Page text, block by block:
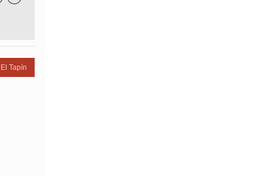
El Tapín